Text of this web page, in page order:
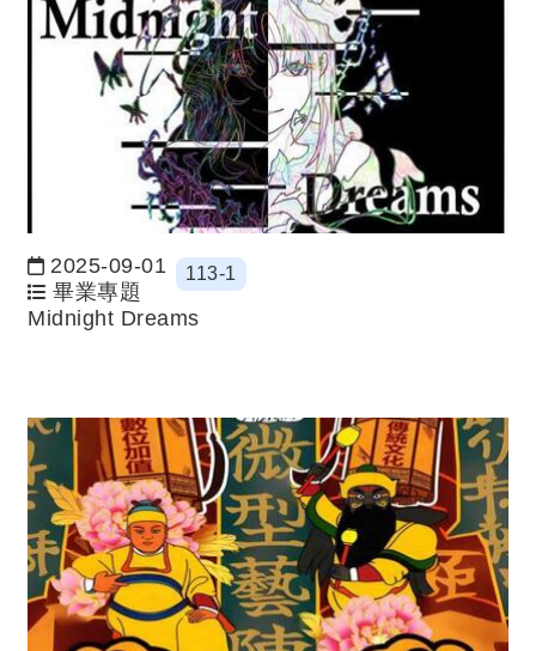
日期：
2025-09-01
畢業專題
113-1
Midnight Dreams